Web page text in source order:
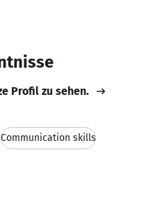
Profil zu sehen.
Communication skills